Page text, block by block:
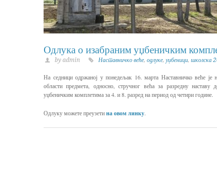
Одлука о изабраним уџбеничким
by admin Наставничко веће, одлуке, уџбеници, школска
На седници одржаној у понедељак 16. марта Наставничко веће је
области предмета, односно, стручног већа за разредну наставу
уџбеничким комплетима за 4. и 8. разред на период од четири године.
Одлуку можете преузетина овом линку.